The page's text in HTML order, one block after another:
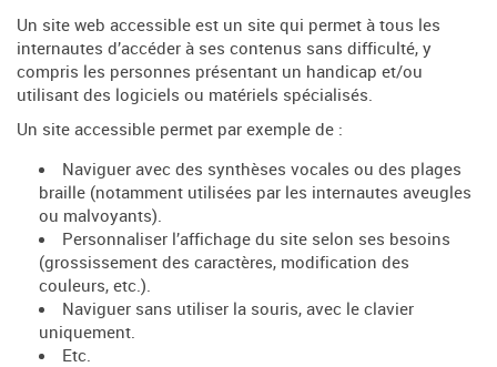
Un site web accessible est un site qui permet à tous les
internautes d’accéder à ses contenus sans difficulté, y
compris les personnes présentant un handicap et/ou
utilisant des logiciels ou matériels spécialisés.
Un site accessible permet par exemple de :
Naviguer avec des synthèses vocales ou des plages
braille (notamment utilisées par les internautes aveugles
ou malvoyants).
Personnaliser l’affichage du site selon ses besoins
(grossissement des caractères, modification des
couleurs, etc.).
Naviguer sans utiliser la souris, avec le clavier
uniquement.
Etc.